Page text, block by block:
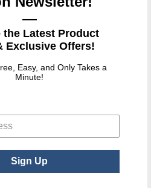
auto-taraudeuses Dura-Tec
charnière et à fil optique auto-taraudeuses
Dura-Tec
—
the Latest Product
Exclusive Offers!
Easy, and Only Takes a
Minute!
Sign Up